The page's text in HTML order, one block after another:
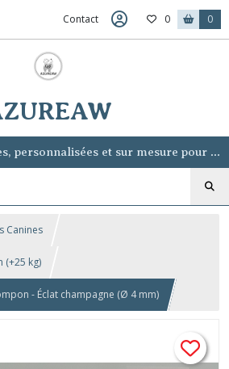
Contact 0 0
Des créations élégantes, personnalisées et sur mesure pour sublimer votre chien, sans lui voler la vedette.
Canines
(+25 kg)
- Éclat champagne (Ø 4 mm)